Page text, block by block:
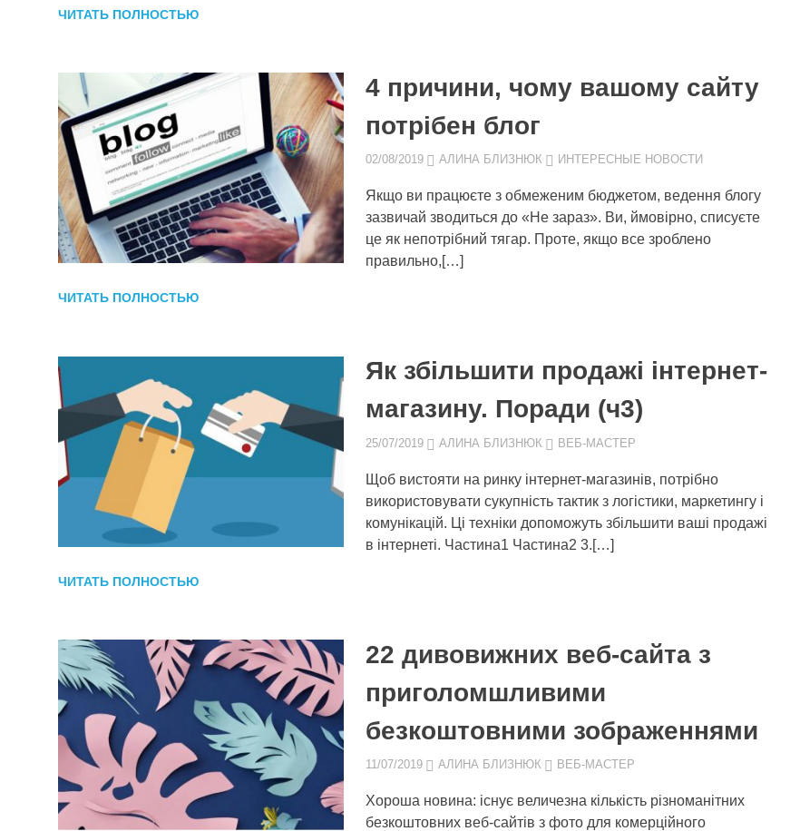
ЧИТАТЬ ПОЛНОСТЬЮ
4 причини, чому вашому сайту
потрiбен блог
02/08/2019 АЛИНА БЛИЗНЮК ИНТЕРЕСНЫЕ НОВОСТИ
Якщо ви працюєте з обмеженим бюджетом, ведення блогу
зазвичай зводиться до «Не зараз». Ви, ймовірно, списуєте
це як непотрібний тягар. Проте, якщо все зроблено
правильно,[…]
ЧИТАТЬ ПОЛНОСТЬЮ
Як збільшити продажі інтернет-
магазину. Поради (ч3)
25/07/2019 АЛИНА БЛИЗНЮК ВЕБ-МАСТЕР
Щоб вистояти на ринку інтернет-магазинів, потрібно
використовувати сукупність тактик з логістики, маркетингу і
комунікацій. Ці техніки допоможуть збільшити ваші продажі
в інтернеті. Частина1 Частина2 3.[…]
ЧИТАТЬ ПОЛНОСТЬЮ
22 дивовижних веб-сайта з
приголомшливими
безкоштовними зображеннями
11/07/2019 АЛИНА БЛИЗНЮК ВЕБ-МАСТЕР
Хороша новина: існує величезна кількість різноманітних
безкоштовних веб-сайтів з фото для комерційного